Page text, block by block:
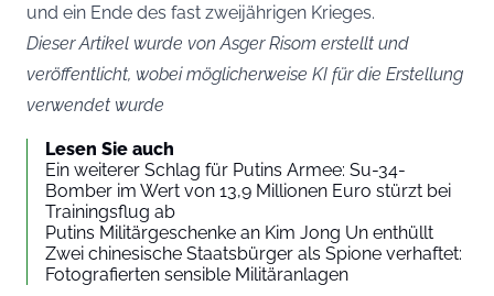
und ein Ende des fast zweijährigen Krieges.
Dieser Artikel wurde von Asger Risom erstellt und
veröffentlicht, wobei möglicherweise KI für die Erstellung
verwendet wurde
Lesen Sie auch
Ein weiterer Schlag für Putins Armee: Su-34-
Bomber im Wert von 13,9 Millionen Euro stürzt bei
Trainingsflug ab
Putins Militärgeschenke an Kim Jong Un enthüllt
Zwei chinesische Staatsbürger als Spione verhaftet:
Fotografierten sensible Militäranlagen